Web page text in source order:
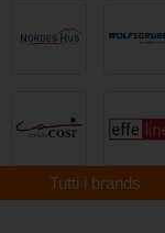
Tutti i brands